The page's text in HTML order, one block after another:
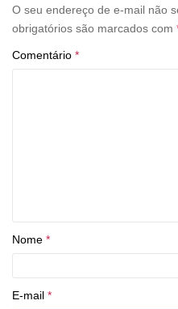
O seu endereço de e-mail não
obrigatórios são marcados com
Comentário *
Nome *
E-mail *